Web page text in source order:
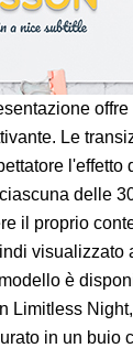
Le
l'effetto
delle
il proprio
visualizzato
è
Limitless
in un buio